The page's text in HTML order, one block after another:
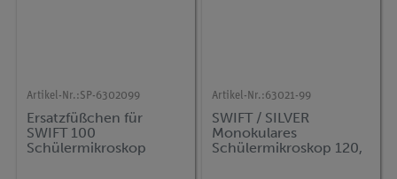
Artikel-Nr.:SP-6302099
Ersatzfüßchen für
SWIFT 100
Schülermikroskop
Artikel-Nr.:63021-99
SWIFT / SILVER
Monokulares
Schülermikroskop 120,